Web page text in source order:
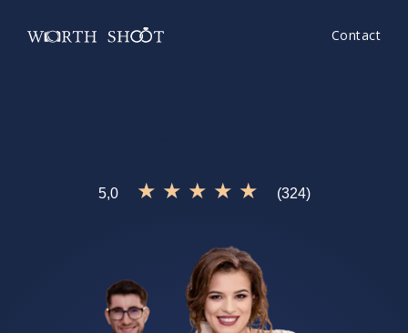
Contact
5,0 ★ ★ ★ ★ ★ (324)